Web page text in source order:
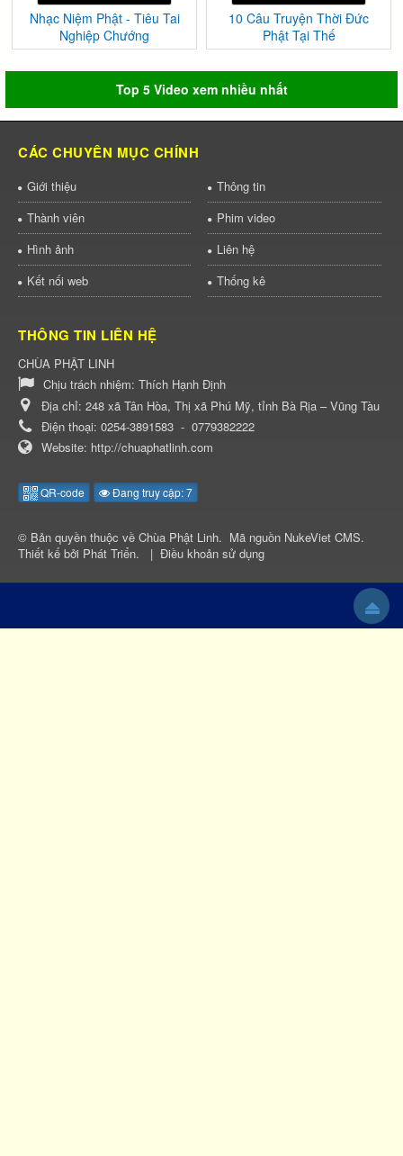
Nhạc Niệm Phật - Tiêu Tai
Nghiệp Chướng
10 Câu Truyện Thời Đức
Phật Tại Thế
Top 5 Video xem nhiều nhất
CÁC CHUYÊN MỤC CHÍNH
Giới thiệu
Thông tin
Thành viên
Phim video
Hình ảnh
Liên hệ
Kết nối web
Thống kê
THÔNG TIN LIÊN HỆ
CHÙA PHẬT LINH
Chịu trách nhiệm: Thích Hạnh Định
Địa chỉ: 248 xã Tân Hòa, Thị xã Phú Mỹ, tỉnh Bà Rịa – Vũng Tàu
Điện thoại: 0254-3891583 - 0779382222
Website: http://chuaphatlinh.com
QR-code Đang truy cập: 7
© Bản quyền thuộc về Chùa Phật Linh. Mã nguồn NukeViet CMS.
Thiết kế bởi Phát Triển. | Điều khoản sử dụng